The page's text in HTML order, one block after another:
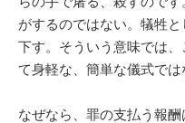
がするのではない。犠牲
下す。そういう意味では
て身軽な、簡単な儀式では
なぜなら、罪の支払う報